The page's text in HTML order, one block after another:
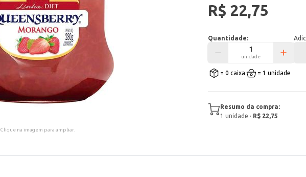
Clique na imagem para ampliar.
R$ 22,75
Quantidade:
unidade
= 0 caixa = 1 unidade
Resumo da compra:
1 unidade · R$ 22,75